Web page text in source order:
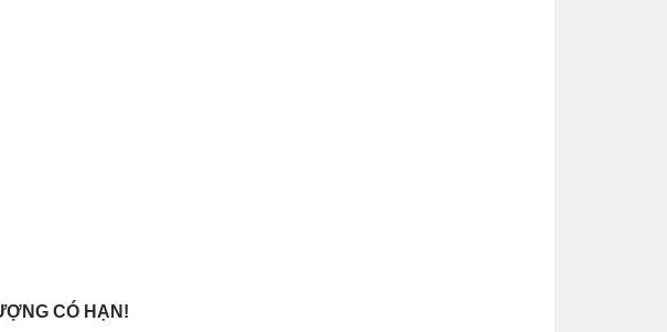
CÓ HẠN!